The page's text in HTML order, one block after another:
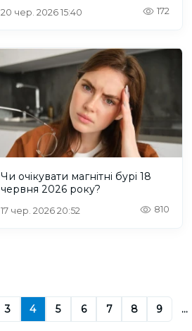
20 чер. 2026 15:40 172
Чи очікувати магнітні бурі 18
червня 2026 року?
17 чер. 2026 20:52 810
3 4 5 6 7 8 9 ...